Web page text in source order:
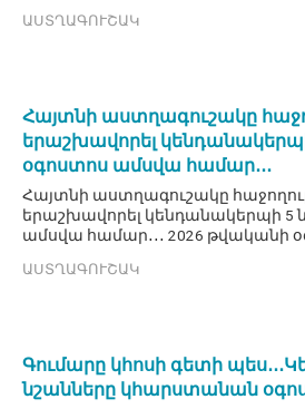
ԱՍՏՂԱԳՈՒՇԱԿ
Հայտնի աստղագուշակը
երաշխավորել
օգոստոս ամսվա համար․․․
Հայտնի աստղագուշակը
երաշխավորել կենդանակերպի 5
ամսվա համար․․․ 2026 թվականի
ԱՍՏՂԱԳՈՒՇԱԿ
Գումարը կհոսի գետի
նշանները կհարստանան